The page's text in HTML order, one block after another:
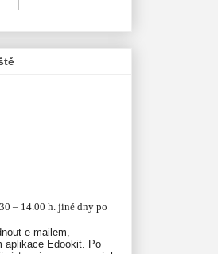
– 14.00 h. jiné dny po
e-mailem,
aplikace Edookit. Po